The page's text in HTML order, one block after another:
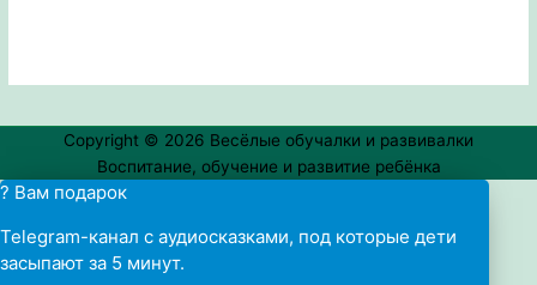
Copyright © 2026 Весёлые обучалки и развивалки
Воспитание, обучение и развитие ребёнка
? Вам подарок
Telegram-канал с аудиосказками, под которые дети
засыпают за 5 минут.